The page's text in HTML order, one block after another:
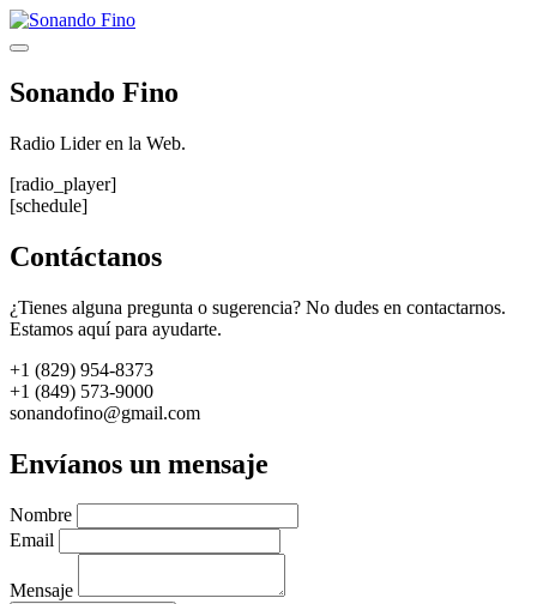
Saltar
al
Menú
Sonando Fino
Radio Lider en la Web.
[radio_player]
[schedule]
Contáctanos
¿Tienes alguna pregunta o sugerencia? No dudes en contactarnos.
Estamos aquí para ayudarte.
+1 (829) 954-8373
+1 (849) 573-9000
sonandofino@gmail.com
Envíanos un mensaje
Nombre
Email
Mensaje